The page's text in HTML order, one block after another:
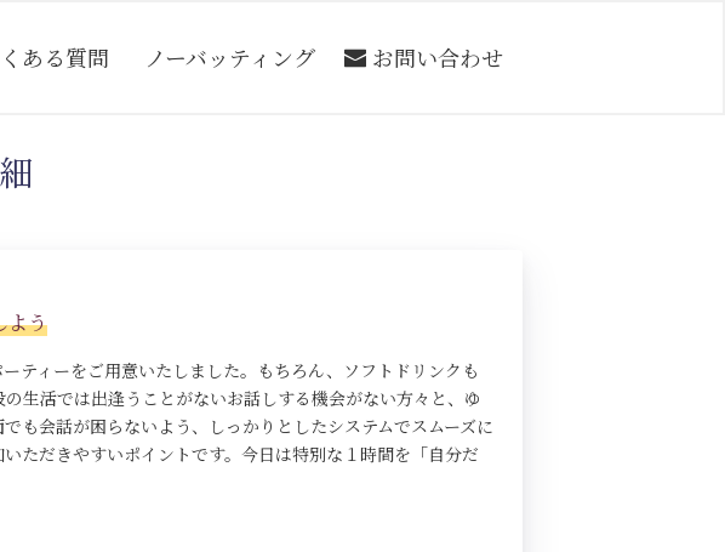
ある質問 ノーバッティング お問い合わせ
よう
ティーをご用意いたしました。もちろん、ソフトドリンクも
生活では出逢うことがないお話しする機会がない方々と、ゆ
も会話が困らないよう、しっかりとしたシステムでスムーズに
ただきやすいポイントです。今日は特別な１時間を「自分だ